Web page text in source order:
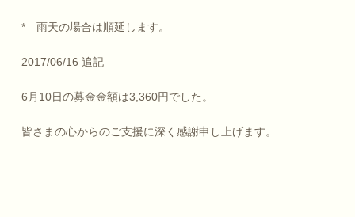
* 雨天の場合は順延します。
2017/06/16 追記
6月10日の募金金額は3,360円でした。
皆さまの心からのご支援に深く感謝申し上げます。